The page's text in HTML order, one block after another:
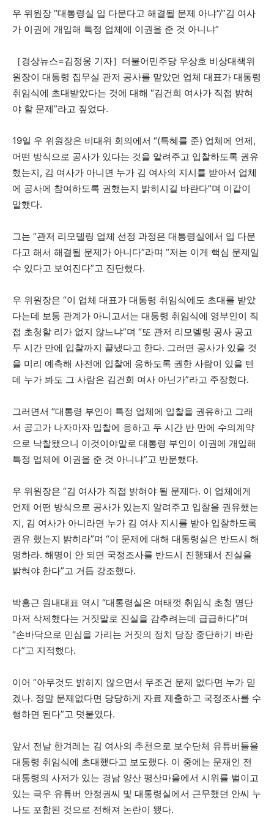
우 위원장 “대통령실 입 다문다고 해결될 문제 아냐”/”김 여사
가 이권에 개입해 특정 업체에 이권을 준 것 아니냐”
［경상뉴스=김정웅 기자］더불어민주당 우상호 비상대책위
원장이 대통령 집무실 관저 공사를 맡았던 업체 대표가 대통령
취임식에 초대받았다는 것에 대해 “김건희 여사가 직접 밝혀
야 할 문제”라고 짚었다.
19일 우 위원장은 비대위 회의에서 “(특혜를 준) 업체에 언제,
어떤 방식으로 공사가 있다는 것을 알려주고 입찰하도록 권유
했는지, 김 여사가 아니면 누가 김 여사의 지시를 받아서 업체
에 공사에 참여하도록 권했는지 밝히시길 바란다”며 이같이
말했다.
그는 “관저 리모델링 업체 선정 과정은 대통령실에서 입 다문
다고 해서 해결될 문제가 아니다”라며 “저는 이게 핵심 문제일
수 있다고 보여진다”고 진단했다.
우 위원장은 “이 업체 대표가 대통령 취임식에도 초대를 받았
다는데 보통 관계가 아니고서는 대통령 취임식에 영부인이 직
접 초청할 리가 없지 않느냐”며 “또 관저 리모델링 공사 공고
두 시간 만에 입찰까지 끝냈다고 한다. 그러면 공사가 있을 것
을 미리 예측해 사전에 입찰에 응하도록 권한 사람이 있을 텐
데 누가 봐도 그 사람은 김건희 여사 아닌가”라고 주장했다.
그러면서 “대통령 부인이 특정 업체에 입찰을 권유하고 그래
서 공고가 나자마자 입찰에 응하고 두 시간 반 만에 수의계약
으로 낙찰됐으니 이것이야말로 대통령 부인이 이권에 개입해
특정 업체에 이권을 준 것 아니냐”고 반문했다.
우 위원장은 “김 여사가 직접 밝혀야 될 문제다. 이 업체에게
언제 어떤 방식으로 공사가 있는지 알려주고 입찰을 권유했는
지, 김 여사가 아니라면 누가 김 여사 지시를 받아 입찰하도록
권유 했는지 밝히라”며 “이 문제에 대해 대통령실은 반드시 해
명하라. 해명이 안 되면 국정조사를 반드시 진행돼서 진실을
밝혀야 한다”고 거듭 강조했다.
박홍근 원내대표 역시 “대통령실은 여태껏 취임식 초청 명단
마저 삭제했다는 거짓말로 진실을 감추려는데 급급하다”며
“손바닥으로 민심을 가리는 거짓의 정치 당장 중단하기 바란
다”고 지적했다.
이어 “아무것도 밝히지 않으면서 무조건 문제 없다면 누가 믿
겠나. 정말 문제없다면 당당하게 자료 제출하고 국정조사를 수
행하면 된다”고 덧붙였다.
앞서 전날 한겨레는 김 여사의 추천으로 보수단체 유튜버들을
대통령 취임식에 초대했다고 보도했다. 이 중에는 문재인 전
대통령의 사저가 있는 경남 양산 평산마을에서 시위를 벌이고
있는 극우 유튜버 안정권씨 및 대통령실에서 근무했던 안씨 누
나도 포함된 것으로 전해져 논란이 됐다.